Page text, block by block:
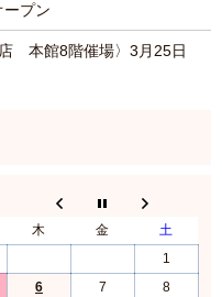
プン
本館8階催場〉3月25日
木 金
土
1
6 7
8